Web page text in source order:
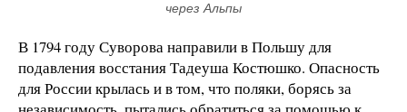
через Альпы
В 1794 году Суворова направили в Польшу для
подавления восстания Тадеуша Костюшко. Опасность
для России крылась и в том, что поляки, борясь за